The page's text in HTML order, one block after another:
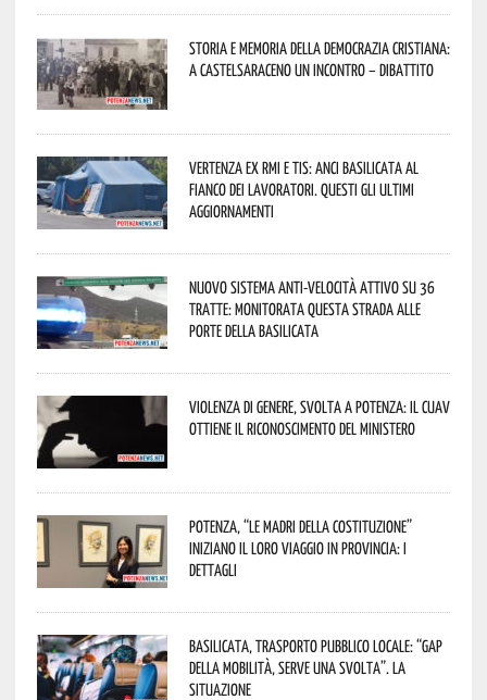
Storia e memoria della Democrazia Cristiana:
a Castelsaraceno un incontro – dibattito
Vertenza ex RMI e TIS: ANCI Basilicata al
fianco dei lavoratori. Questi gli ultimi
aggiornamenti
Nuovo sistema anti-velocità attivo su 36
tratte: monitorata questa strada alle
porte della Basilicata
Violenza di genere, svolta a Potenza: il CUAV
ottiene il riconoscimento del Ministero
Potenza, “Le Madri della Costituzione”
iniziano il loro viaggio in provincia: i
dettagli
Basilicata, trasporto pubblico locale: “Gap
della mobilità, serve una svolta”. La
situazione